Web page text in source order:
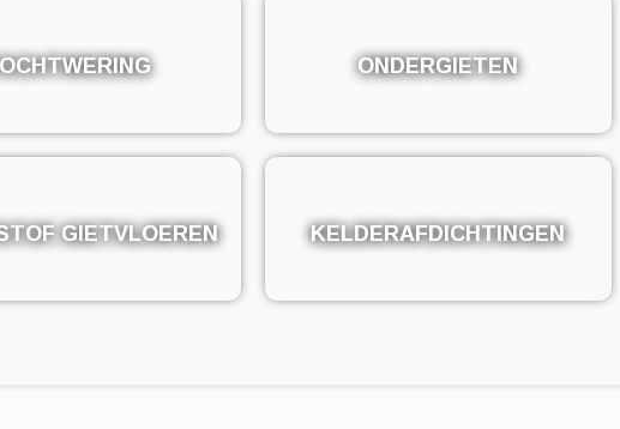
ONDERGIETEN
ONDERGIETEN
GIETVLOEREN
GIETVLOEREN KELDERAFDICHTINGEN
KELDERAFDICHTINGEN